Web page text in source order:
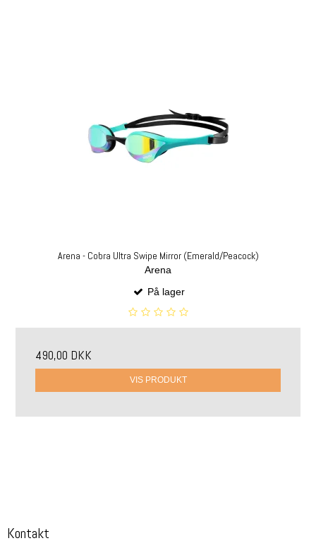
Arena - Cobra Ultra Swipe Mirror (Emerald/Peacock)
Arena
På lager
490,00 DKK
VIS PRODUKT
Kontakt